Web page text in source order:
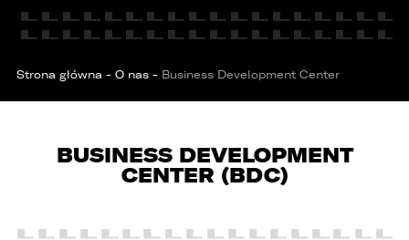
Strona główna - O nas - Business Development Center
BUSINESS DEVELOPMENT
CENTER (BDC)
PORÓWNYWARKA JEST PEŁNA!
W porównywarce mogą znajdować się
UDOSTĘPNIANIE
Wybierz gdzie chcesz udostępnić ofertę.